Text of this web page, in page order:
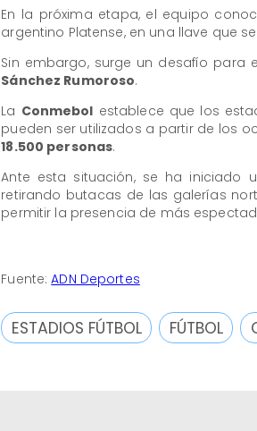
En la próxima etapa, el equipo
argentino Platense, en una llave que
Sin embargo, surge un desafío para
Sánchez Rumoroso.
La Conmebol establece que los
pueden ser utilizados a partir de los
18.500 personas.
Ante esta situación, se ha iniciado
retirando butacas de las galerías
permitir la presencia de más
Fuente:ADN Deportes
ESTADIOS FÚTBOL FÚTBOL